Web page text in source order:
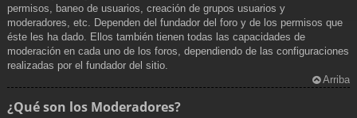
permisos, baneo de usuarios, creación de grupos usuarios y
moderadores, etc. Dependen del fundador del foro y de los permisos que
éste les ha dado. Ellos también tienen todas las capacidades de
moderación en cada uno de los foros, dependiendo de las configuraciones
realizadas por el fundador del sitio.
Arriba
¿Qué son los Moderadores?